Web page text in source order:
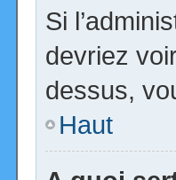
Si
devriez
dessus,
Haut